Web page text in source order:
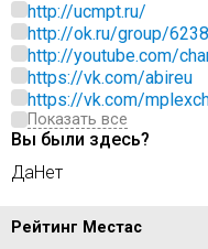
http://ucmpt.ru/
http://ok.ru/group/
http://youtube.com/
Q
https://vk.com/abireu
https://vk.com/
Показать все
Вы были здесь?
ДаНет
Рейтинг Местас